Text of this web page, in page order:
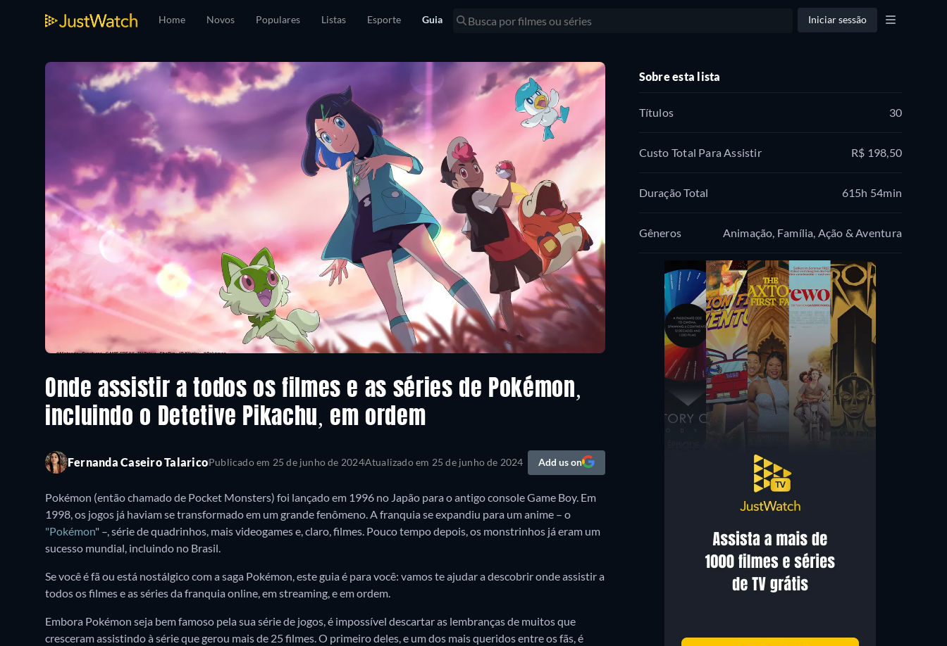
Home Novos Populares Listas Esporte Guia Iniciar sessão
Onde assistir a todos os filmes e as séries de Pokémon,
incluindo o Detetive Pikachu, em ordem
Fernanda Caseiro TalaricoPublicado em 25 de junho de 2024Atualizado em 25 de junho de 2024 Add us on
Pokémon (então chamado de Pocket Monsters) foi lançado em 1996 no Japão para o antigo console Game Boy. Em
1998, os jogos já haviam se transformado em um grande fenômeno. A franquia se expandiu para um anime – o
"Pokémon" –, série de quadrinhos, mais videogames e, claro, filmes. Pouco tempo depois, os monstrinhos já eram um
sucesso mundial, incluindo no Brasil.
Se você é fã ou está nostálgico com a saga Pokémon, este guia é para você: vamos te ajudar a descobrir onde assistir a
todos os filmes e as séries da franquia online, em streaming, e em ordem.
Embora Pokémon seja bem famoso pela sua série de jogos, é impossível descartar as lembranças de muitos que
cresceram assistindo à série que gerou mais de 25 filmes. O primeiro deles, e um dos mais queridos entre os fãs, é
Sobre esta lista
Títulos 30
Custo Total Para Assistir R$ 198,50
Duração Total 615h 54min
Gêneros Animação, Família, Ação & Aventura